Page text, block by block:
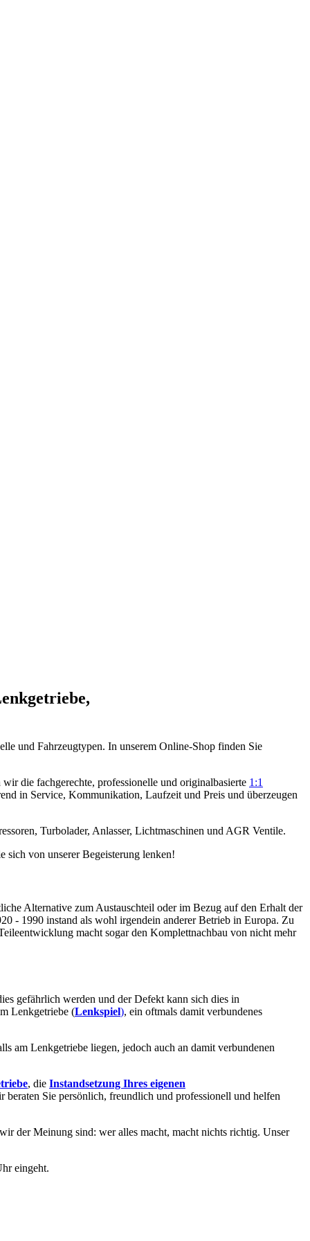
und Fahrzeugtypen. In unserem Online-Shop finden Sie
die fachgerechte, professionelle und originalbasierte 1:1
in Service, Kommunikation, Laufzeit und Preis und überzeugen
Turbolader, Anlasser, Lichtmaschinen und AGR Ventile.
sich von unserer Begeisterung lenken!
Alternative zum Austauschteil oder im Bezug auf den Erhalt der
- 1990 instand als wohl irgendein anderer Betrieb in Europa. Zu
macht sogar den Komplettnachbau von nicht mehr
gefährlich werden und der Defekt kann sich dies in
Lenkgetriebe (Lenkspiel), ein oftmals damit verbundenes
am Lenkgetriebe liegen, jedoch auch an damit verbundenen
, die Instandsetzung Ihres eigenen
beraten Sie persönlich, freundlich und professionell und helfen
der Meinung sind: wer alles macht, macht nichts richtig. Unser
eingeht.